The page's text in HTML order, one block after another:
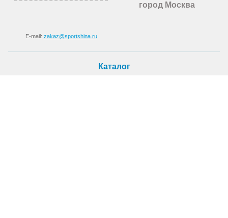
E-mail: zakaz@sportshina.ru
город Москва
Каталог